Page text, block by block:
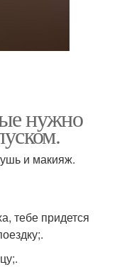
нужно
и макияж.
тебе придется